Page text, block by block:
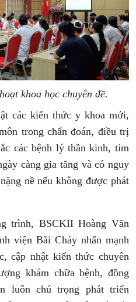
khoa học chuyên đề.
các kiến thức y khoa mới,
trong chẩn đoán, điều trị
các bệnh lý thần kinh, tim
càng gia tăng và có nguy
nề nếu không được phát
trình, BSCKII Hoàng Văn
viện Bãi Cháy nhấn mạnh
cập nhật kiến thức chuyên
khám chữa bệnh, đồng
luôn chú trọng phát triển